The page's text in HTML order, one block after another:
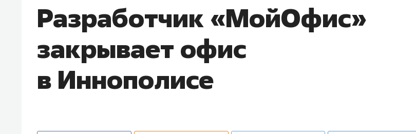
Разработчик «МойОфис»
закрывает офис
в Иннополисе